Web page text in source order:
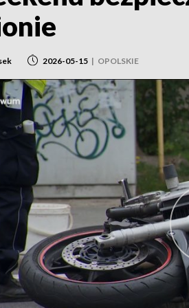
2026-05-15 | OPOLSKIE